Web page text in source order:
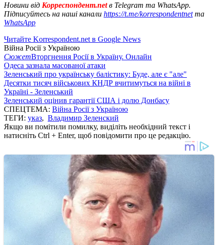
Новини від Корреспондент.netв Telegram та WhatsApp.
Підписуйтесь на наші канали https://t.me/korrespondentnetта
WhatsApp
Читайте Korrespondent.net в Google News
Війна Росії з Україною
СюжетВторгнення Росії в Україну. Онлайн
Одеса зазнала масованої атаки
Зеленський про українську балістику: Буде, але є "але"
Десятки тисяч військових КНДР вчитимуться на війні в
Україні - Зеленський
Зеленський оцінив гарантії США і долю Донбасу
СПЕЦТЕМА: Війна Росії з Україною
ТЕГИ: указ, Владимир Зеленский
Якщо ви помітили помилку, виділіть необхідний текст і
натисніть Ctrl + Enter, щоб повідомити про це редакцію.